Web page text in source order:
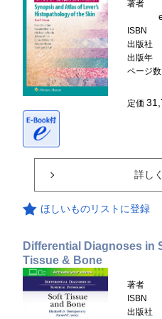
著者
ISBN
出版社
出版年
ページ数
定価
詳し
ほしいものリストに登録
Differential Diagnoses in
Tissue & Bone
著者
ISBN
出版社